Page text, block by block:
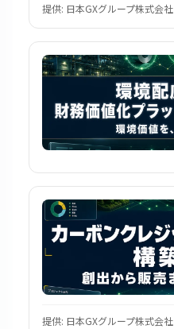
提供: 日本GXグループ株式会社
提供: 日本GXグループ株式会社